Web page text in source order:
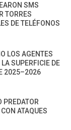
SMS
TORRES
DE TELÉFONOS
LOS AGENTES
SUPERFICIE DE
2025–2026
PREDATOR
ATAQUES